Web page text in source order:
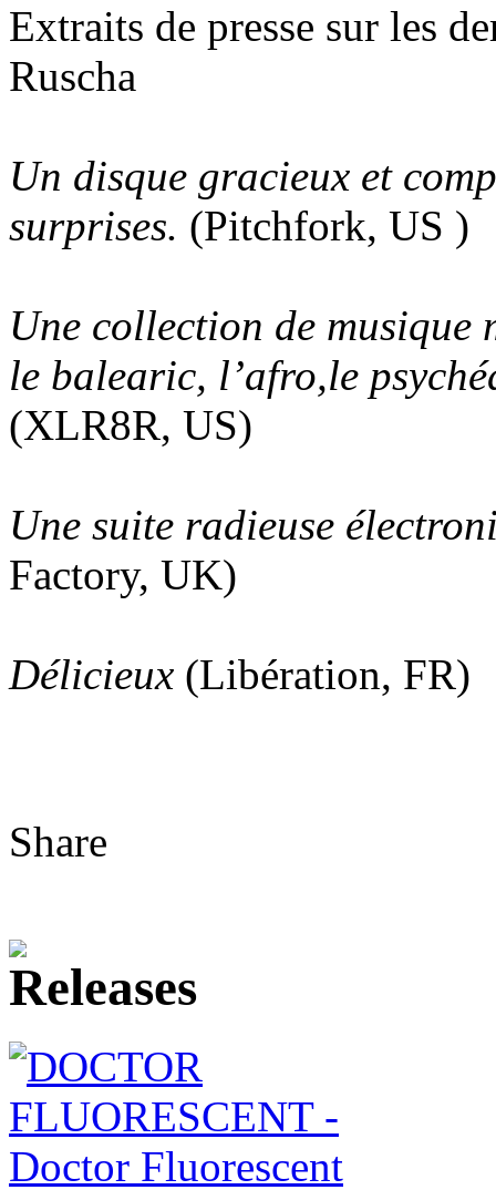
Extraits de presse sur les
Ruscha
Un disque gracieux et
surprises. (Pitchfork, US )
Une collection de musique
le balearic, l’afro,le
(XLR8R, US)
Une suite radieuse
Factory, UK)
Délicieux (Libération, FR)
Share